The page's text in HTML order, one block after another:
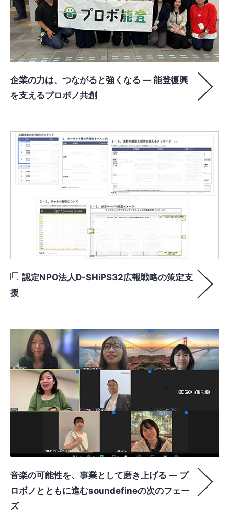
企業の力は、つながると強くなる ― 能登復興
を支えるプロボノ共創
認定NPO法人D-SHiPS32広報戦略の策定支
援
音楽の可能性を、事業として磨き上げる ― プ
ロボノとともに進むsoundefineの次のフェー
ズ